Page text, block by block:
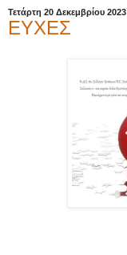
Τετάρτη 20 Δεκεμβρίου 2023
ΕΥΧΕΣ